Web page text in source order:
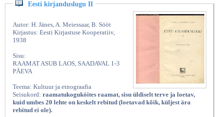
Eesti kirjanduslugu II
Autor: H. Jänes, A. Meiessaar, B. Sööt
Kirjastus: Eesti Kirjastuse Kooperatiiv,
1938
Sisu:
RAAMAT ASUB LAOS, SAADAVAL 1-3
PÄEVA
Teema: Kultuur ja etnograafia
Seisukord: raamatukoguköites raamat, sisu üldiselt terve ja loetav,
kuid umbes 20 lehte on keskelt rebitud (loetavad kõik, küljest ära
rebitud ei ole).